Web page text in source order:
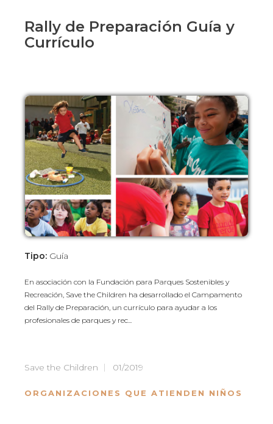
Rally de Preparación Guía y
Currículo
Tipo: Guía
En asociación con la Fundación para Parques Sostenibles y
Recreación, Save the Children ha desarrollado el Campamento
del Rally de Preparación, un currículo para ayudar a los
profesionales de parques y rec...
Save the Children 01/2019
ORGANIZACIONES QUE ATIENDEN NIÑOS